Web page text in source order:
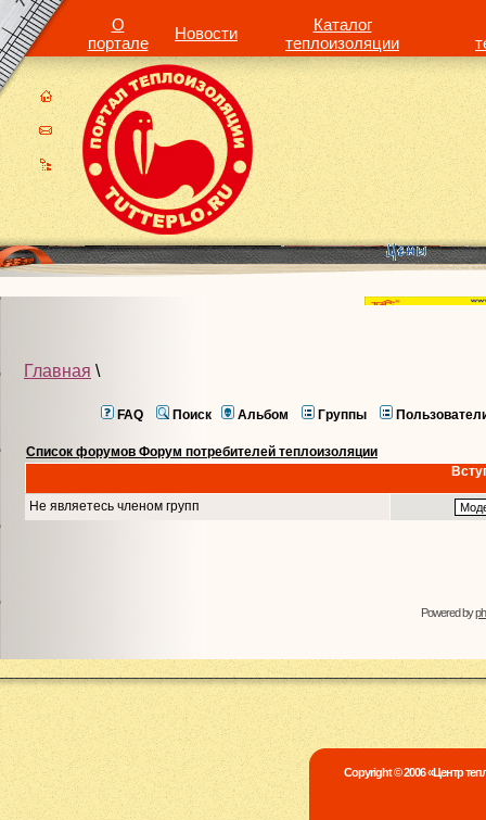
О
портале
Новости
Каталог
теплоизоляции
Главная \
FAQ Поиск Альбом Группы
Список форумов Форум потребителей теплоизоляции
Не являетесь членом групп
Powered by
Copyright © 2006 «Центр